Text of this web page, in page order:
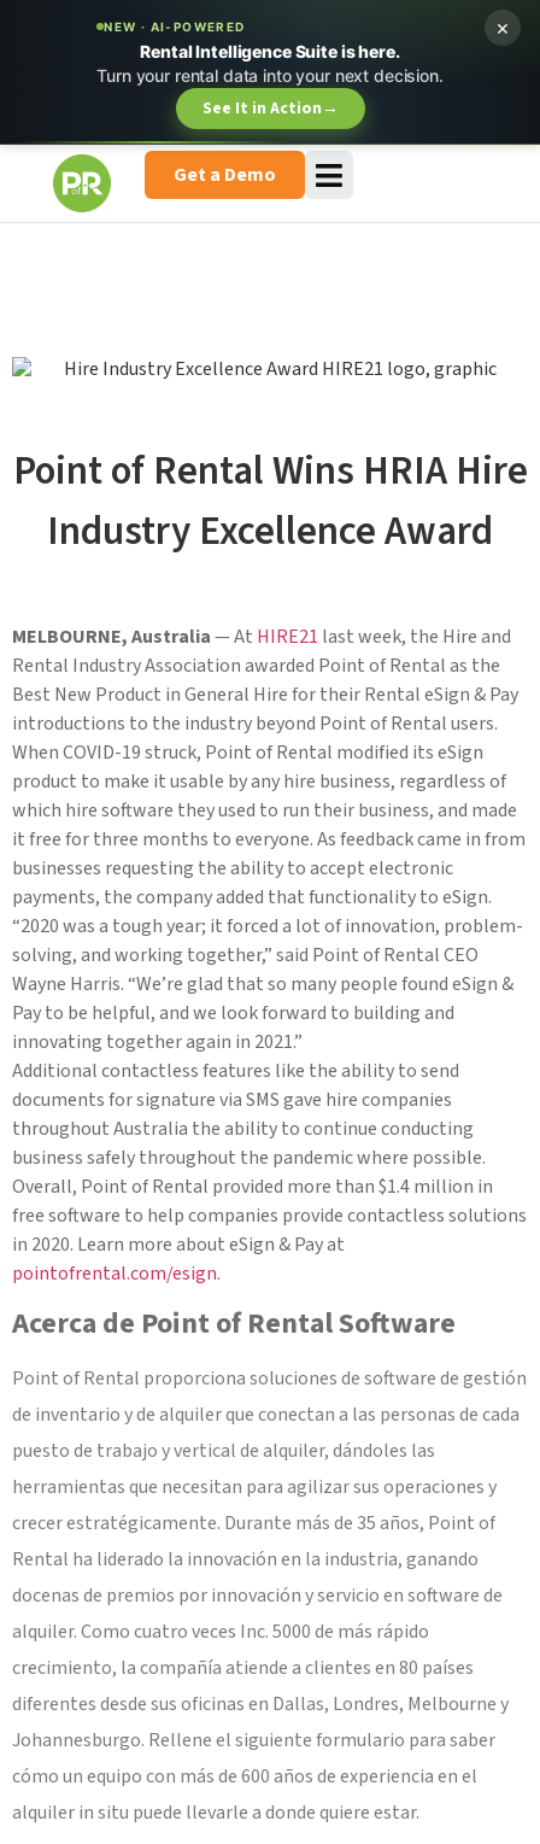
NEW · AI-POWERED
Rental Intelligence Suite is here.
Turn your rental data into your next decision.
See It in Action→
×
Get a Demo
Point of Rental Wins HRIA Hire
Industry Excellence Award
MELBOURNE, Australia— At HIRE21 last week, the Hire and
Rental Industry Association awarded Point of Rental as the
Best New Product in General Hire for their Rental eSign & Pay
introductions to the industry beyond Point of Rental users.
When COVID-19 struck, Point of Rental modified its eSign
product to make it usable by any hire business, regardless of
which hire software they used to run their business, and made
it free for three months to everyone. As feedback came in from
businesses requesting the ability to accept electronic
payments, the company added that functionality to eSign.
“2020 was a tough year; it forced a lot of innovation, problem-
solving, and working together,” said Point of Rental CEO
Wayne Harris. “We’re glad that so many people found eSign &
Pay to be helpful, and we look forward to building and
innovating together again in 2021.”
Additional contactless features like the ability to send
documents for signature via SMS gave hire companies
throughout Australia the ability to continue conducting
business safely throughout the pandemic where possible.
Overall, Point of Rental provided more than $1.4 million in
free software to help companies provide contactless solutions
in 2020. Learn more about eSign & Pay at
pointofrental.com/esign.
Acerca de Point of Rental Software
Point of Rental proporciona soluciones de software de gestión
de inventario y de alquiler que conectan a las personas de cada
puesto de trabajo y vertical de alquiler, dándoles las
herramientas que necesitan para agilizar sus operaciones y
crecer estratégicamente. Durante más de 35 años, Point of
Rental ha liderado la innovación en la industria, ganando
docenas de premios por innovación y servicio en software de
alquiler. Como cuatro veces Inc. 5000 de más rápido
crecimiento, la compañía atiende a clientes en 80 países
diferentes desde sus oficinas en Dallas, Londres, Melbourne y
Johannesburgo. Rellene el siguiente formulario para saber
cómo un equipo con más de 600 años de experiencia en el
alquiler in situ puede llevarle a donde quiere estar.